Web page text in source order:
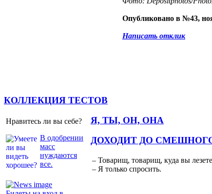
Опубликовано в №43,
Написать отклик
КОЛЛЕКЦИЯ ТЕСТОВ
Нравитесь ли вы себе?
В одобрении
масс
нуждаются
все.
Я, ТЫ, ОН, ОНА
ДОХОДИТ ДО
– Товарищ, товарищ, куда вы
– Я только спросить.